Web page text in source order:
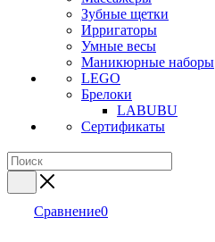
Зубные щетки
Ирригаторы
Умные весы
Маникюрные наборы
LEGO
Брелоки
LABUBU
Сертификаты
Сравнение0